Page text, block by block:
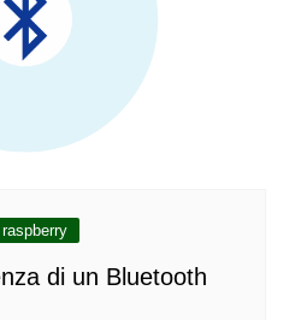
raspberry
di un Bluetooth